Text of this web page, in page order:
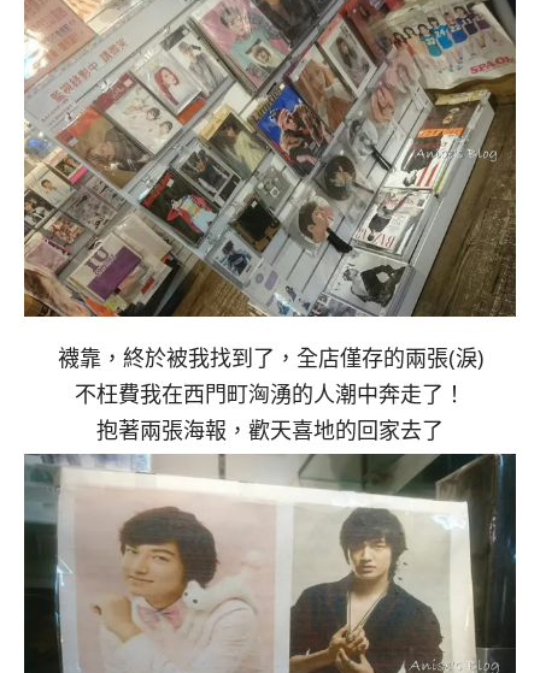
襪靠，終於被我找到了，全店僅存的兩張(淚)
不枉費我在西門町洶湧的人潮中奔走了！
抱著兩張海報，歡天喜地的回家去了